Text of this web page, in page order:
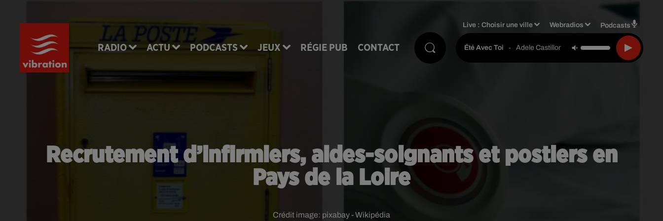
RADIO ACTU PODCASTS JEUX RÉGIE PUB CONTACT
Live :Choisir une ville Webradios Podcasts
Été Avec Toi - Adele Castillon
Recrutement d’infirmiers, aides-soignants et postiers en
Pays de la Loire
Crédit image: pixabay - Wikipédia